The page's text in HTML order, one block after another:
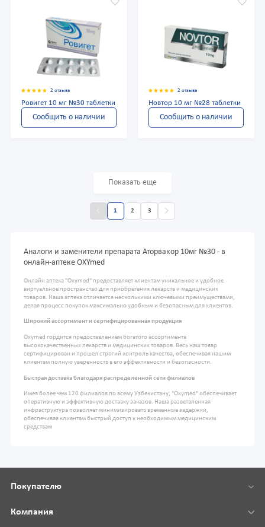
2 отзыва
Ровигет 10 мг №30 таблетки
Сообщить о наличии
2 отзыва
Новтор 10 мг №28 таблетки
Сообщить о наличии
Показать еще
1 2 3
Аналоги и заменители препарата Аторвакор 10мг №30 - в
онлайн-аптеке OXYmed
Онлайн аптека "Oxymed" предоставляет клиентам уникальное и удобное
виртуальное пространство для приобретения лекарств и медицинских
товаров. Наша аптека отличается несколькими ключевыми преимуществами,
делая процесс покупок максимально удобным и безопасным для клиентов.
Широкий ассортимент и сертифицированная продукция
Oxymed гордится предоставлением богатого ассортимента
высококачественных лекарств и медицинских товаров. Весь наш товар
сертифицирован и прошел строгий контроль качества, обеспечивая нашим
клиентам полную уверенность в его эффективности и безопасности.
Быстрая доставка благодаря распределенной сети филиалов
Имея более чем 120 филиалов по всему Узбекистану, "Oxymed" обеспечивает
оперативную и эффективную доставку заказов. Наша разветвленная
инфраструктура позволяет минимизировать временные задержки,
обеспечивая клиентам быстрый доступ к необходимым медицинским
средствам
Покупателю
Компания